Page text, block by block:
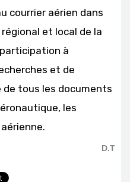
courrier aérien dans
et local de la
à
et de
de tous les documents
les
D.T